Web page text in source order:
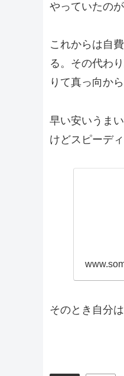
やっていたの
これからは自
る。その代わ
りて真っ向か
早い安いうま
けどスピーデ
そのとき自分